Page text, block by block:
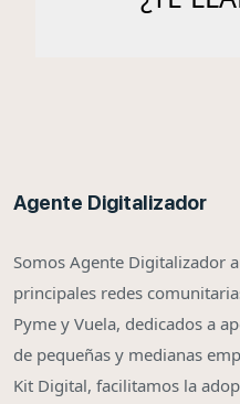
Agente Digitalizador
Somos Agente Digitalizador
principales redes
Pyme y Vuela, dedicados a
de pequeñas y medianas
Kit Digital, facilitamos la